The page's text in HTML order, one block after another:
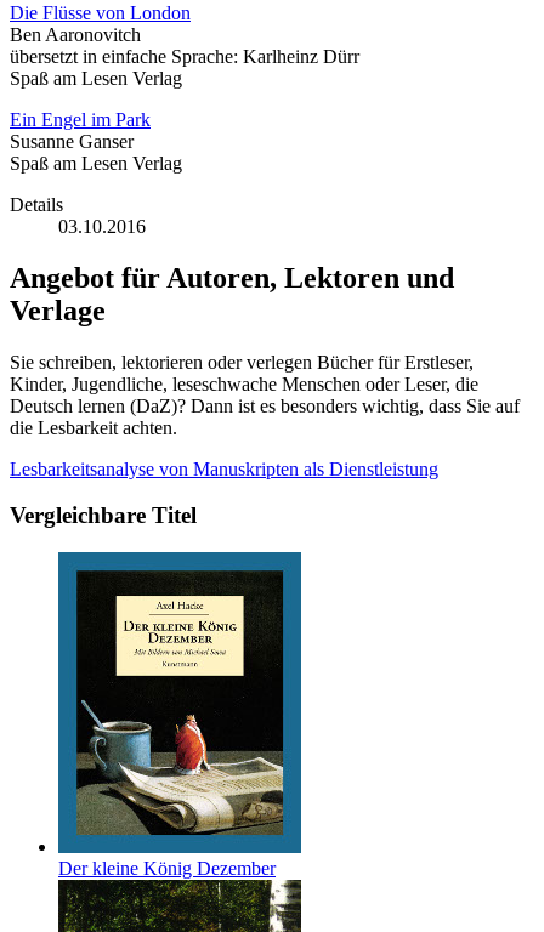
Die Flüsse von London
Ben Aaronovitch
übersetzt in einfache Sprache: Karlheinz Dürr
Spaß am Lesen Verlag
Ein Engel im Park
Susanne Ganser
Spaß am Lesen Verlag
Details
03.10.2016
Angebot für Autoren, Lektoren und
Verlage
Sie schreiben, lektorieren oder verlegen Bücher für Erstleser,
Kinder, Jugendliche, leseschwache Menschen oder Leser, die
Deutsch lernen (DaZ)? Dann ist es besonders wichtig, dass Sie auf
die Lesbarkeit achten.
Lesbarkeitsanalyse von Manuskripten als Dienstleistung
Vergleichbare Titel
Der kleine König Dezember